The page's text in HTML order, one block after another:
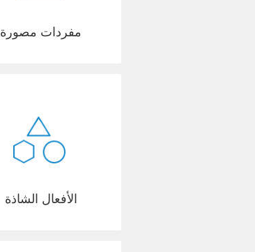
مفردات مصورة
الأفعال الشاذة